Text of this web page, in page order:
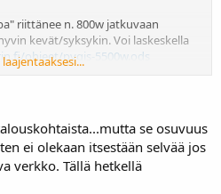
riittänee n. 800w jatkuvaan
kevät/syksykin. Voi laskeskella
ohjeet/pvgis-5500w.ods
että ei ole ainakaan liian kallis
voittoja??
se osuvuus
ei olekaan itsestään selvää jos
verkko. Tällä hetkellä